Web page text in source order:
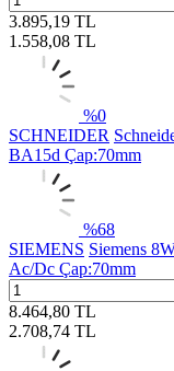
3.895,19 TL
1.558,08 TL
%0
SCHNEIDER
BA15d Çap:70mm
%68
SIEMENS Siemens
Ac/Dc Çap:70mm
8.464,80 TL
2.708,74 TL